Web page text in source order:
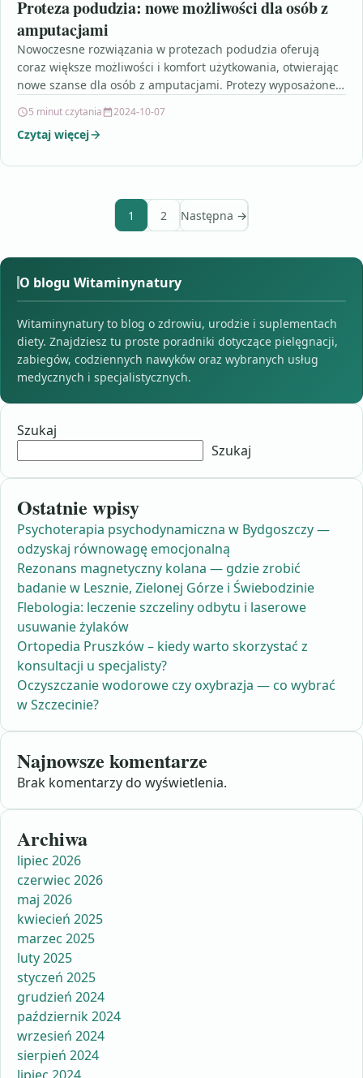
Proteza podudzia: nowe możliwości dla osób z
amputacjami
Nowoczesne rozwiązania w protezach podudzia oferują
coraz większe możliwości i komfort użytkowania, otwierając
nowe szanse dla osób z amputacjami. Protezy wyposażone
5 minut czytania 2024-10-07
Czytaj więcej
1 2 Następna →
O blogu Witaminynatury
Witaminynatury to blog o zdrowiu, urodzie i suplementach
diety. Znajdziesz tu proste poradniki dotyczące pielęgnacji,
zabiegów, codziennych nawyków oraz wybranych usług
medycznych i specjalistycznych.
Szukaj
Szukaj
Ostatnie wpisy
Psychoterapia psychodynamiczna w Bydgoszczy —
odzyskaj równowagę emocjonalną
Rezonans magnetyczny kolana — gdzie zrobić
badanie w Lesznie, Zielonej Górze i Świebodzinie
Flebologia: leczenie szczeliny odbytu i laserowe
usuwanie żylaków
Ortopedia Pruszków – kiedy warto skorzystać z
konsultacji u specjalisty?
Oczyszczanie wodorowe czy oxybrazja — co wybrać
w Szczecinie?
Najnowsze komentarze
Brak komentarzy do wyświetlenia.
Archiwa
lipiec 2026
czerwiec 2026
maj 2026
kwiecień 2025
marzec 2025
luty 2025
styczeń 2025
grudzień 2024
październik 2024
wrzesień 2024
sierpień 2024